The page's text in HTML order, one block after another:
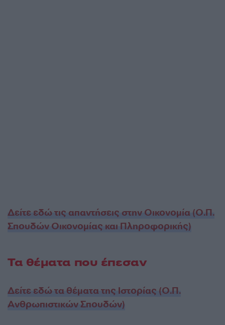
Δείτε εδώ τις απαντήσεις στην Οικονομία (Ο.Π.
Σπουδών Οικονομίας και Πληροφορικής)
Τα θέματα που έπεσαν
Δείτε εδώ τα θέματα της Ιστορίας (Ο.Π.
Ανθρωπιστικών Σπουδών)